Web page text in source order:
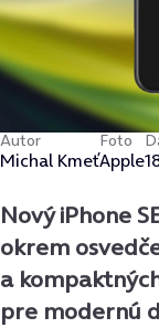
Autor
Michal Kmeť
Foto
Apple
Nový iPhone
okrem
a
pre modernú